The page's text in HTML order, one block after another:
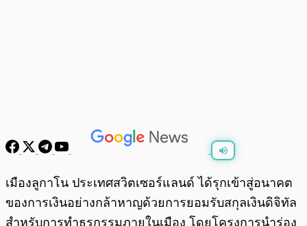
พร้อมเล่น 0:00 /
เมืองลูกาโน ประเทศสวิตเซอร์แลนด์ ได้รุกเข้าสู่อนาคต
ของการเงินอย่างกล้าหาญด้วยการยอมรับสกุลเงินดิจิทัล
สำหรับการทำธุรกรรมภายในเมือง โดยโครงการนำร่อง